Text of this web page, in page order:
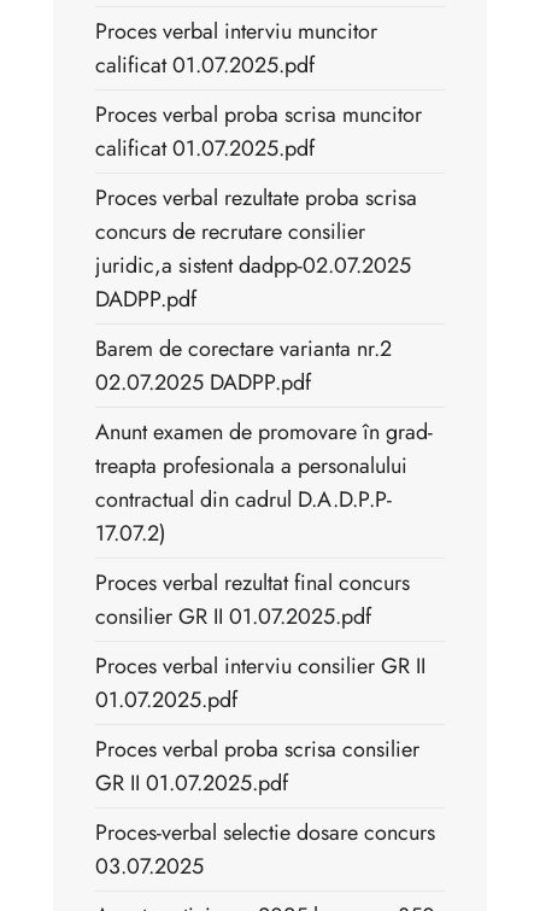
Proces verbal interviu muncitor
calificat 01.07.2025.pdf
Proces verbal proba scrisa muncitor
calificat 01.07.2025.pdf
Proces verbal rezultate proba scrisa
concurs de recrutare consilier
juridic,a sistent dadpp-02.07.2025
DADPP.pdf
Barem de corectare varianta nr.2
02.07.2025 DADPP.pdf
Anunt examen de promovare în grad-
treapta profesionala a personalului
contractual din cadrul D.A.D.P.P-
17.07.2)
Proces verbal rezultat final concurs
consilier GR II 01.07.2025.pdf
Proces verbal interviu consilier GR II
01.07.2025.pdf
Proces verbal proba scrisa consilier
GR II 01.07.2025.pdf
Proces-verbal selectie dosare concurs
03.07.2025